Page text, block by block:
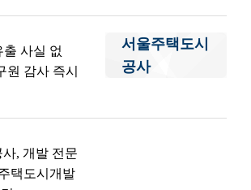
서울주택도시
공사
출 사실 없
감사 즉시
, 개발 전문
택도시개발